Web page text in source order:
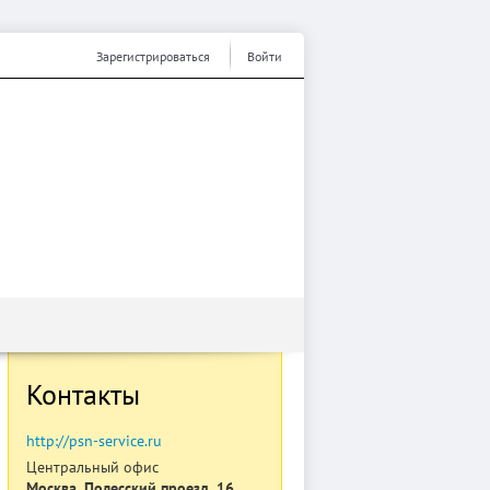
Зарегистрироваться Войти
Контакты
http://psn-service.ru
Центральный офис